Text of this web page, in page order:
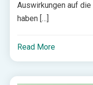
Auswirkungen auf
haben […]
Read More